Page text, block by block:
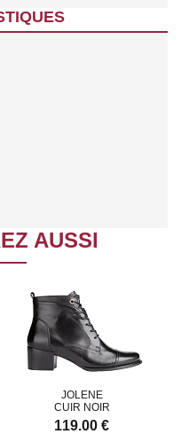
AUSSI
JOLENE
CUIR NOIR
119.00 €